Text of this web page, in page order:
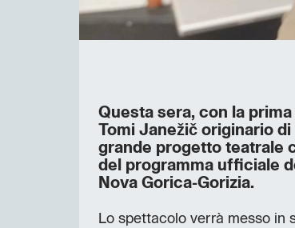
Questa sera, con la
Tomi Janežič originario di
grande progetto teatrale
del programma ufficiale
Nova Gorica-Gorizia.
Lo spettacolo verrà messo in